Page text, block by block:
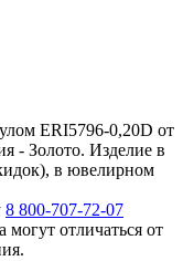
ERI5796-0,20D от
- Золото. Изделие в
в ювелирном
8 800-707-72-07
могут отличаться от